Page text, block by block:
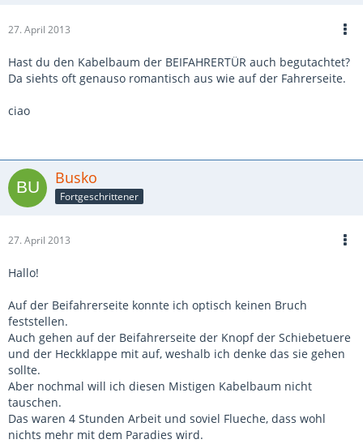
27. April 2013
Hast du den Kabelbaum der BEIFAHRERTÜR auch begutachtet?
Da siehts oft genauso romantisch aus wie auf der Fahrerseite.
ciao
Busko
Fortgeschrittener
27. April 2013
Hallo!
Auf der Beifahrerseite konnte ich optisch keinen Bruch
feststellen.
Auch gehen auf der Beifahrerseite der Knopf der Schiebetuere
und der Heckklappe mit auf, weshalb ich denke das sie gehen
sollte.
Aber nochmal will ich diesen Mistigen Kabelbaum nicht
tauschen.
Das waren 4 Stunden Arbeit und soviel Flueche, dass wohl
nichts mehr mit dem Paradies wird.